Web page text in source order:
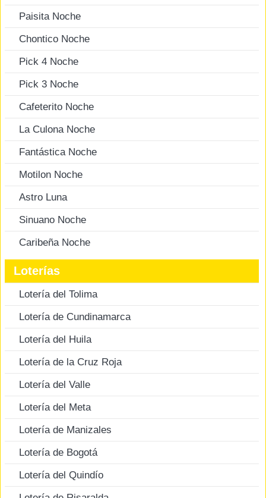
Paisita Noche
Chontico Noche
Pick 4 Noche
Pick 3 Noche
Cafeterito Noche
La Culona Noche
Fantástica Noche
Motilon Noche
Astro Luna
Sinuano Noche
Caribeña Noche
Loterías
Lotería del Tolima
Lotería de Cundinamarca
Lotería del Huila
Lotería de la Cruz Roja
Lotería del Valle
Lotería del Meta
Lotería de Manizales
Lotería de Bogotá
Lotería del Quindío